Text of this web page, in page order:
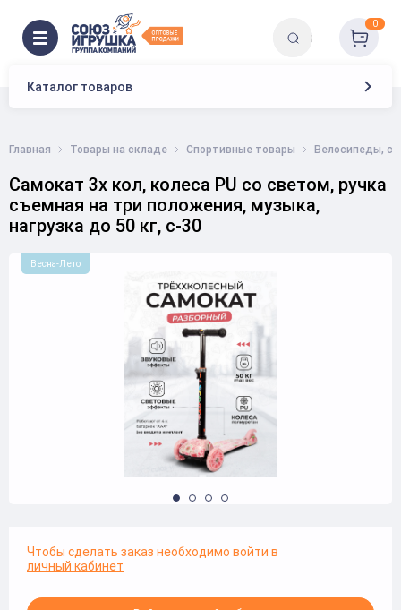
Каталог товаров
0
Главная Товары на складе Спортивные товары Велосипеды,
Самокат 3х кол, колеса PU со светом, ручка
съемная на три положения, музыка,
нагрузка до 50 кг, с-30
Весна-Лето
Чтобы сделать заказ необходимо войти в
личный кабинет